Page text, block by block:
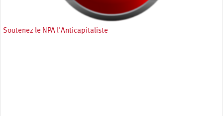
Soutenez le NPA l'Anticapitaliste